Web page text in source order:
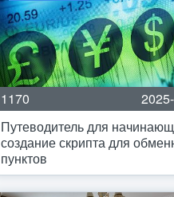
1170
Путеводитель для
создание скрипта для
пунктов